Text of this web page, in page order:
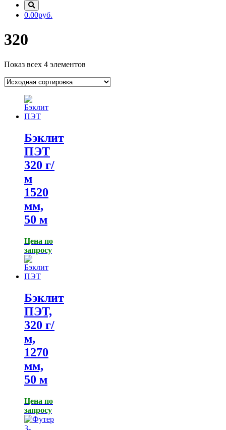
0.00руб.
320
Показ всех 4 элементов
Бэклит
ПЭТ
320 г/
м
1520
мм,
50 м
Цена по
запросу
Бэклит
ПЭТ,
320 г/
м,
1270
мм,
50 м
Цена по
запросу